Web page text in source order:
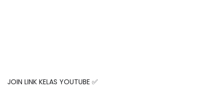
JOIN LINK KELAS YOUTUBE ✅